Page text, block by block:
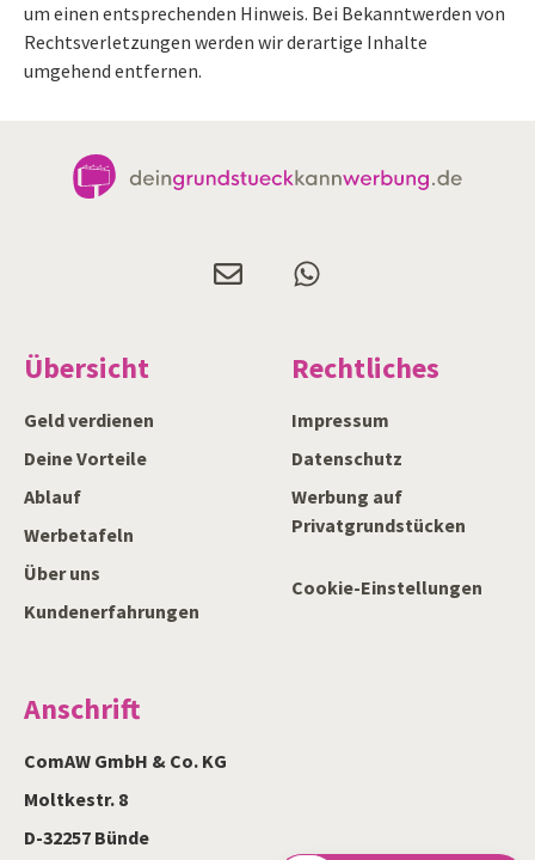
um einen entsprechenden Hinweis. Bei Bekanntwerden von
Rechtsverletzungen werden wir derartige Inhalte
umgehend entfernen.
Übersicht
Geld verdienen
Deine Vorteile
Ablauf
Werbetafeln
Über uns
Kundenerfahrungen
Rechtliches
Impressum
Datenschutz
Werbung auf
Privatgrundstücken
Cookie-Einstellungen
Anschrift
ComAW GmbH & Co. KG
Moltkestr. 8
D-32257 Bünde